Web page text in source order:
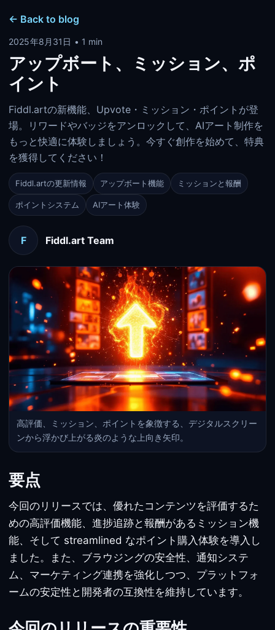
← Back to blog
2025年8月31日 • 1 min
アップボート、ミッション、ポ
イント
Fiddl.artの新機能、Upvote・ミッション・ポイントが登
場。リワードやバッジをアンロックして、AIアート制作を
もっと快適に体験しましょう。今すぐ創作を始めて、特典
を獲得してください！
Fiddl.artの更新情報 アップボート機能 ミッションと報酬
ポイントシステム AIアート体験
F Fiddl.art Team
高評価、ミッション、ポイントを象徴する、デジタルスクリー
ンから浮かび上がる炎のような上向き矢印。
要点
今回のリリースでは、優れたコンテンツを評価するた
めの高評価機能、進捗追跡と報酬があるミッション機
能、そして streamlined なポイント購入体験を導入し
ました。また、ブラウジングの安全性、通知システ
ム、マーケティング連携を強化しつつ、プラットフォ
ームの安定性と開発者の互換性を維持しています。